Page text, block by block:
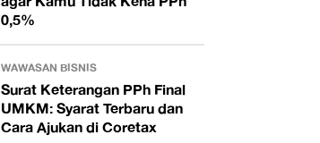
0,5%
WAWASAN BISNIS
Surat Keterangan PPh Final
UMKM: Syarat Terbaru dan
Cara Ajukan di Coretax